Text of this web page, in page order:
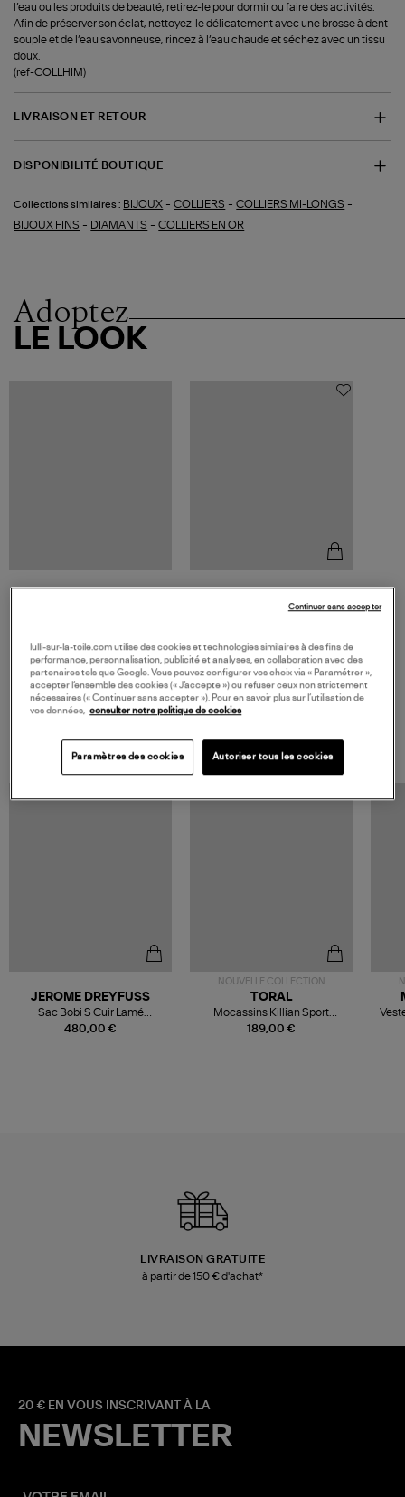
l’eau ou les produits de beauté, retirez-le pour dormir ou faire des activités.
Afin de préserver son éclat, nettoyez-le délicatement avec une brosse à dent
souple et de l’eau savonneuse, rincez à l’eau chaude et séchez avec un tissu
doux.
(ref-COLLHIM)
LIVRAISON ET RETOUR
DISPONIBILITÉ BOUTIQUE
Collections similaires : BIJOUX -COLLIERS -COLLIERS MI-LONGS -
BIJOUX FINS - DIAMANTS -COLLIERS EN OR
Adoptez
LE LOOK
1 630,00 €
Bracelet Himalaya Or
480,00 €
JEROME DREYFUSS
Sac Bobi S Cuir Lamé
Champagne
NOUVELLE COLLECTION
189,00 €
TORAL
Mocassins Killian Sport
Mousse
LIVRAISON GRATUITE
à partir de 150 € d'achat*
20 € EN VOUS INSCRIVANT À LA
NEWSLETTER
lulli-sur-la-toile.com utilise des cookies et technologies similaires à des fins de
performance, personnalisation, publicité et analyses, en collaboration avec des
partenaires tels que Google. Vous pouvez configurer vos choix via « Paramétrer »,
accepter l’ensemble des cookies (« J’accepte ») ou refuser ceux non strictement
nécessaires (« Continuer sans accepter »). Pour en savoir plus sur l’utilisation de
vos données, consulter notre politique de cookies
Paramètres des cookies Autoriser tous les cookies
Continuer sans accepter